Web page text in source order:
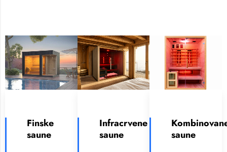
Finske
saune
Infracrvene
saune
saune